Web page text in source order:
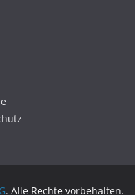
. Alle Rechte vorbehalten.